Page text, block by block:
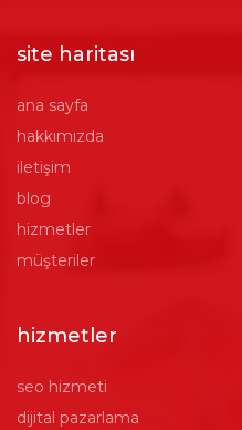
site haritası
ana sayfa
hakkımızda
iletişim
blog
hizmetler
müşteriler
hizmetler
seo hizmeti
dijital pazarlama